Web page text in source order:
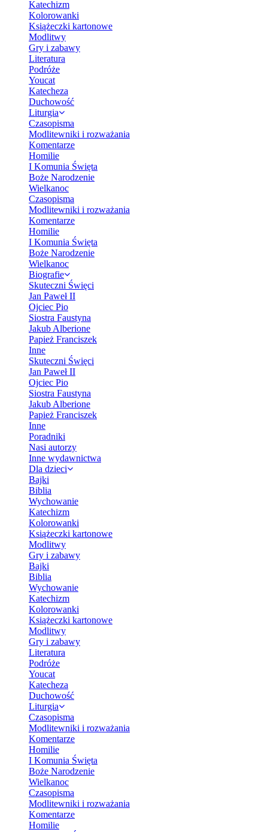
Katechizm
Kolorowanki
Książeczki kartonowe
Modlitwy
Gry i zabawy
Literatura
Podróże
Youcat
Katecheza
Duchowość
Liturgia
Czasopisma
Modlitewniki i rozważania
Komentarze
Homilie
I Komunia Święta
Boże Narodzenie
Wielkanoc
Czasopisma
Modlitewniki i rozważania
Komentarze
Homilie
I Komunia Święta
Boże Narodzenie
Wielkanoc
Biografie
Skuteczni Święci
Jan Paweł II
Ojciec Pio
Siostra Faustyna
Jakub Alberione
Papież Franciszek
Inne
Skuteczni Święci
Jan Paweł II
Ojciec Pio
Siostra Faustyna
Jakub Alberione
Papież Franciszek
Inne
Poradniki
Nasi autorzy
Inne wydawnictwa
Dla dzieci
Bajki
Biblia
Wychowanie
Katechizm
Kolorowanki
Książeczki kartonowe
Modlitwy
Gry i zabawy
Bajki
Biblia
Wychowanie
Katechizm
Kolorowanki
Książeczki kartonowe
Modlitwy
Gry i zabawy
Literatura
Podróże
Youcat
Katecheza
Duchowość
Liturgia
Czasopisma
Modlitewniki i rozważania
Komentarze
Homilie
I Komunia Święta
Boże Narodzenie
Wielkanoc
Czasopisma
Modlitewniki i rozważania
Komentarze
Homilie